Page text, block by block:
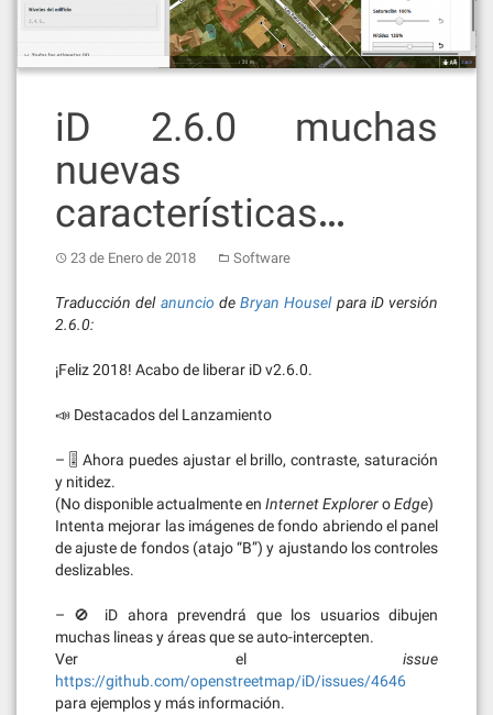
iD 2.6.0 muchas
nuevas
características…
23 de Enero de 2018 Software
Traducción del anuncio de Bryan Houselpara iD versión
2.6.0:
¡Feliz 2018! Acabo de liberar iD v2.6.0.
📣 Destacados del Lanzamiento
– 🎚 Ahora puedes ajustar el brillo, contraste, saturación
y nitidez.
(No disponible actualmente en Internet ExploreroEdge)
Intenta mejorar las imágenes de fondo abriendo el panel
de ajuste de fondos (atajo “B”) y ajustando los controles
deslizables.
– 🚫 iD ahora prevendrá que los usuarios dibujen
muchas lineas y áreas que se auto-intercepten.
Ver el issue
https://github.com/openstreetmap/iD/issues/4646
para ejemplos y más información.